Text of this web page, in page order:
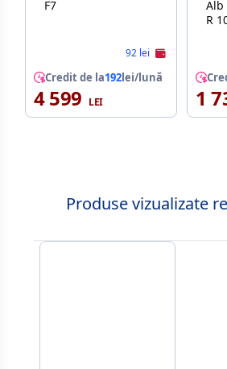
F7
92 lei
Credit de la192lei/lună
4 599
Alb
R
1
Produse vizualizate